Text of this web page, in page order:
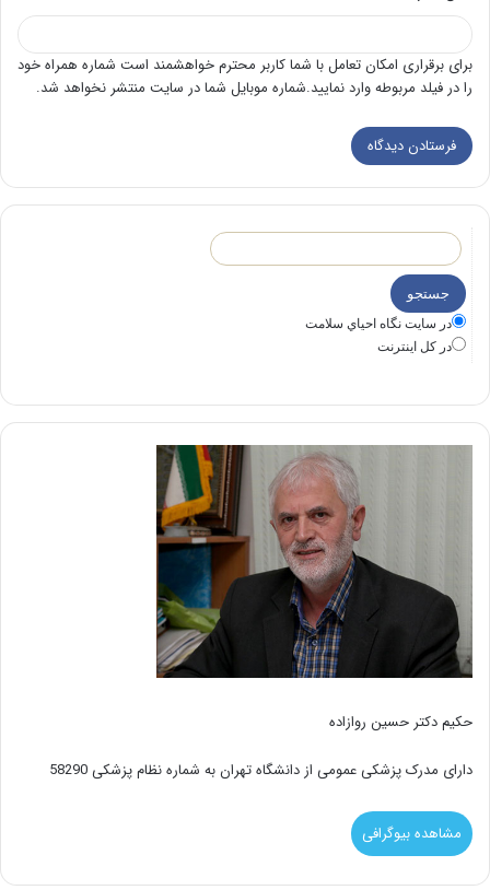
برای برقراری امکان تعامل با شما کاربر محترم خواهشمند است شماره همراه خود
را در فیلد مربوطه وارد نمایید.شماره موبایل شما در سایت منتشر نخواهد شد.
در سايت نگاه احياي سلامت
در كل اينترنت
حکیم دکتر حسین روازاده
دارای مدرک پزشکی عمومی از دانشگاه تهران به شماره نظام پزشکی 58290
مشاهده بیوگرافی